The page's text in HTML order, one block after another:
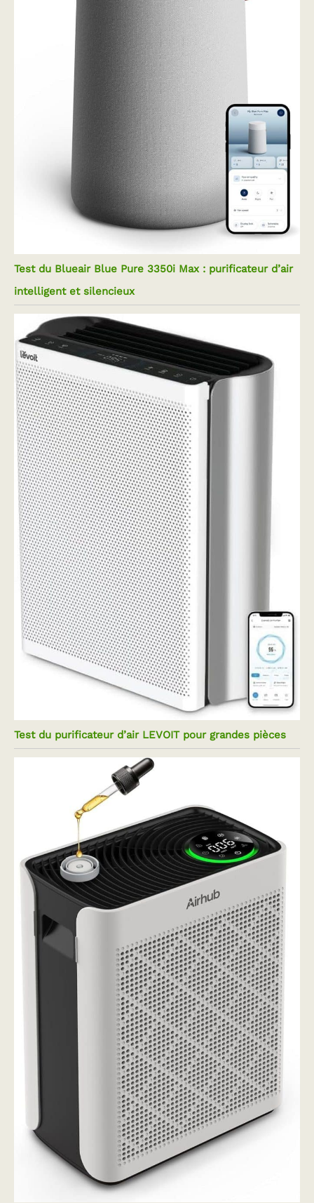
Test du Blueair Blue Pure 3350i Max : purificateur d’air
intelligent et silencieux
Test du purificateur d’air LEVOIT pour grandes pièces